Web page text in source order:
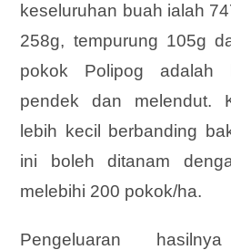
keseluruhan buah ialah
258g, tempurung 105g
pokok Polipog adalah
pendek dan melendut.
lebih kecil berbanding
ini boleh ditanam
melebihi 200 pokok/ha.
Pengeluaran